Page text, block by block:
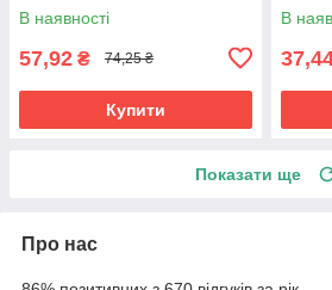
В наявності
57,92 ₴ 74,25 ₴
Купити
В
Показати ще
Про нас